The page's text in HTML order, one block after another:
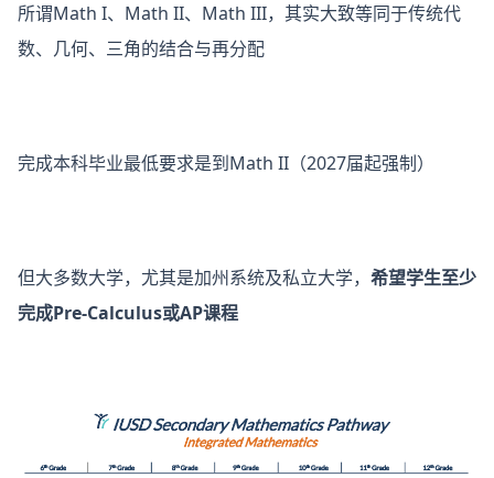
所谓Math I、Math II、Math III，其实大致等同于传统代
数、几何、三角的结合与再分配
完成本科毕业最低要求是到Math II（2027届起强制）
但大多数大学，尤其是加州系统及私立大学， 希望学生至少
完成Pre-Calculus或AP课程